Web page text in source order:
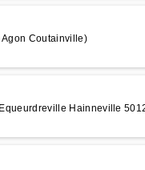
Coutainville)
Hainneville